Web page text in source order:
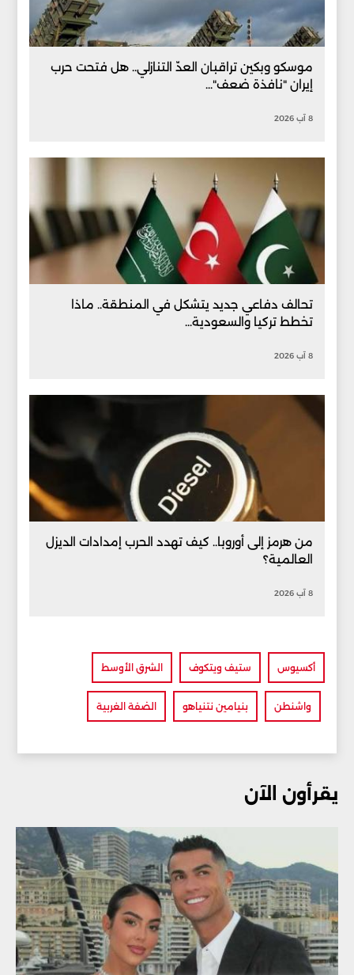
موسكو وبكين تراقبان العدّ التنازلي.. هل فتحت حرب
إيران "نافذة ضعف"...
8 آب 2026
تحالف دفاعي جديد يتشكل في المنطقة.. ماذا
تخطط تركيا والسعودية...
8 آب 2026
من هرمز إلى أوروبا.. كيف تهدد الحرب إمدادات الديزل
العالمية؟
8 آب 2026
أكسيوس ستيف ويتكوف الشرق الأوسط
واشنطن بنيامين نتنياهو الضفة الغربية
يقرأون الآن